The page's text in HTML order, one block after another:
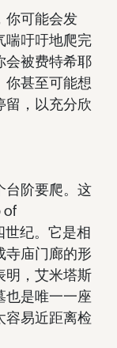
你可能会发
喘吁吁地爬完
会被费特希耶
你甚至可能想
留，以充分欣
台阶要爬。这
of
世纪。它是相
寺庙门廊的形
明，艾米塔斯
也是唯一一座
容易近距离检